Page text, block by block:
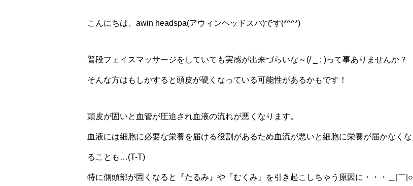
こんにちは、awin headspa(アウィンヘッドスパ)です(*^^*)
普段フェイスマッサージをしていても実感が出来づらいな～(/ _ ; )って事ありませんか？
そんな方はもしかすると頭皮が硬くなっている可能性があるかもです！
頭皮が固いと血管が圧迫され血液の流れが悪くなります。
血液には細胞に必要な栄養を届ける役割があるため血流が悪いと細胞に栄養が届かなくな
ることも…(T-T)
特に側頭部が固くなると『たるみ』や『むくみ』を引き起こしちゃう原因に・・・＿|￣|○